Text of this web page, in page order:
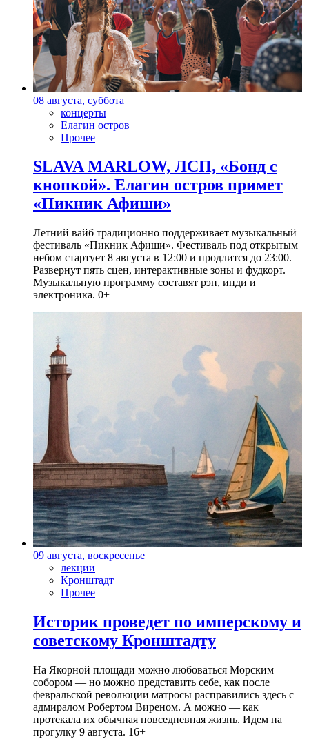
08 августа, суббота
концерты
Елагин остров
Прочее
SLAVA MARLOW, ЛСП, «Бонд с
кнопкой». Елагин остров примет
«Пикник Афиши»
Летний вайб традиционно поддерживает музыкальный
фестиваль «Пикник Афиши». Фестиваль под открытым
небом стартует 8 августа в 12:00 и продлится до 23:00.
Развернут пять сцен, интерактивные зоны и фудкорт.
Музыкальную программу составят рэп, инди и
электроника. 0+
09 августа, воскресенье
лекции
Кронштадт
Прочее
Историк проведет по имперскому и
советскому Кронштадту
На Якорной площади можно любоваться Морским
собором — но можно представить себе, как после
февральской революции матросы расправились здесь с
адмиралом Робертом Виреном. А можно — как
протекала их обычная повседневная жизнь. Идем на
прогулку 9 августа. 16+